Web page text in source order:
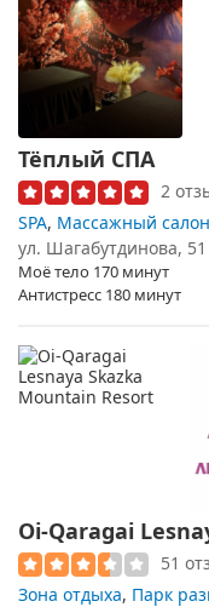
Тёплый СПА
2
SPA, Массажный салон
ул. Шагабутдинова, 51
Моё тело 170 минут
Антистресс 180 минут
Oi-Qaragai
51
Зона отдыха, Парк